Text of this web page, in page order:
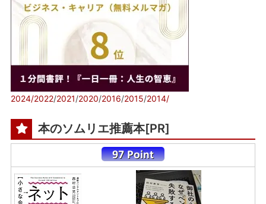
2024/2022/2021/2020/2016/2015/2014/
本のソムリエ推薦本[PR]